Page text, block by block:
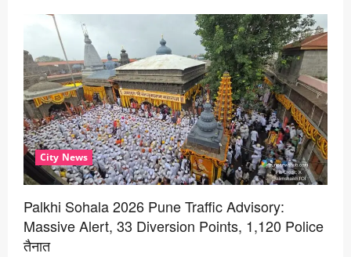
City News
Palkhi Sohala 2026 Pune Traffic Advisory:
Massive Alert, 33 Diversion Points, 1,120 Police
तैनात